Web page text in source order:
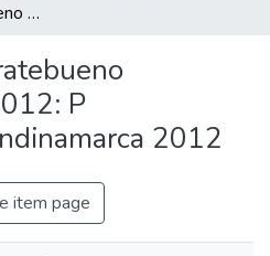
Presupuesto Paratebueno Cundinamarca 2012: P Paratebueno Cundinamarca 2012
P
2012
item page